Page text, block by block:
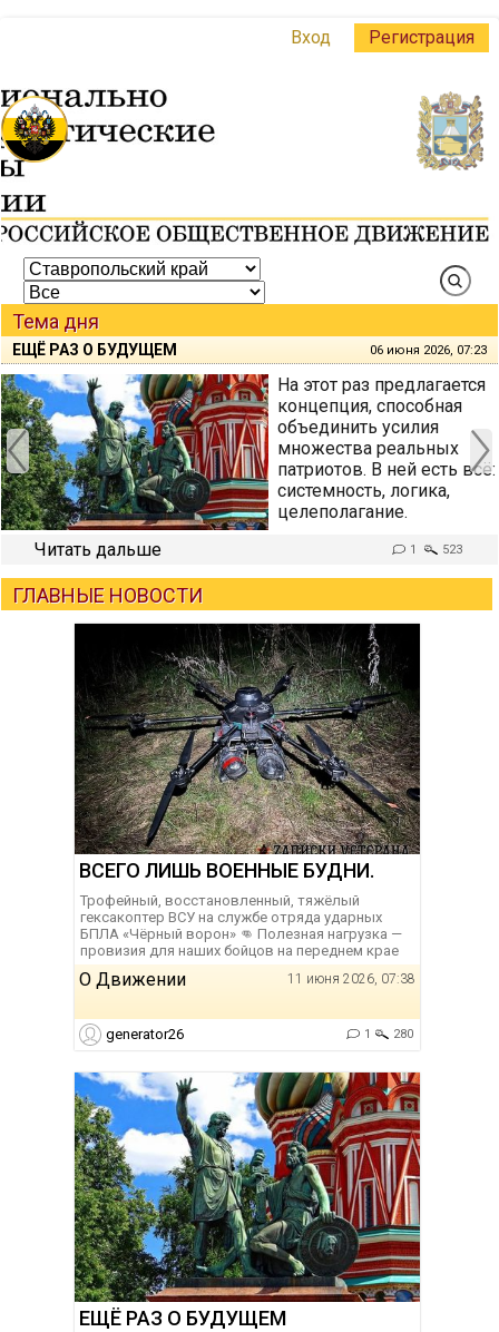
Вход Регистрация
Тема дня
ЕЩЁ РАЗ О БУДУЩЕМ 06 июня 2026, 07:23
На этот раз предлагается
концепция, способная
объединить усилия
множества реальных
патриотов. В ней есть всё:
системность, логика,
целеполагание.
Читать дальше
1 523
ГЛАВНЫЕ НОВОСТИ
ВСЕГО ЛИШЬ ВОЕННЫЕ БУДНИ.
Трофейный, восстановленный, тяжёлый
гексакоптер ВСУ на службе отряда ударных
БПЛА «Чёрный ворон» 👊 Полезная нагрузка —
провизия для наших бойцов на переднем крае
О Движении 11 июня 2026, 07:38
generator26 1 280
ЕЩЁ РАЗ О БУДУЩЕМ